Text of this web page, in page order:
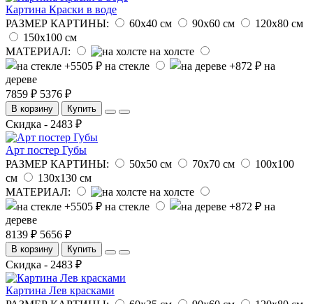
Картина Краски в воде
РАЗМЕР КАРТИНЫ:
60х40 см 90х60 см
120х80 см
150х100 см
МАТЕРИАЛ:
на холсте
на стекле
на
дереве
7859 ₽ 5376 ₽
В корзину Купить
Скидка - 2483 ₽
Арт постер Губы
РАЗМЕР КАРТИНЫ:
50х50 см 70х70 см
100х100
см
130х130 см
МАТЕРИАЛ:
на холсте
на стекле
на
дереве
8139 ₽ 5656 ₽
В корзину Купить
Скидка - 2483 ₽
Картина Лев красками